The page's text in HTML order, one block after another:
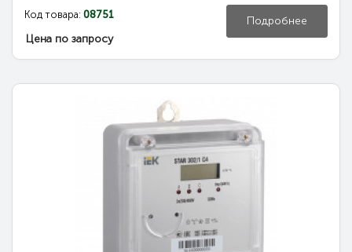
Код товара: 08751
Цена по запросу
Подробнее